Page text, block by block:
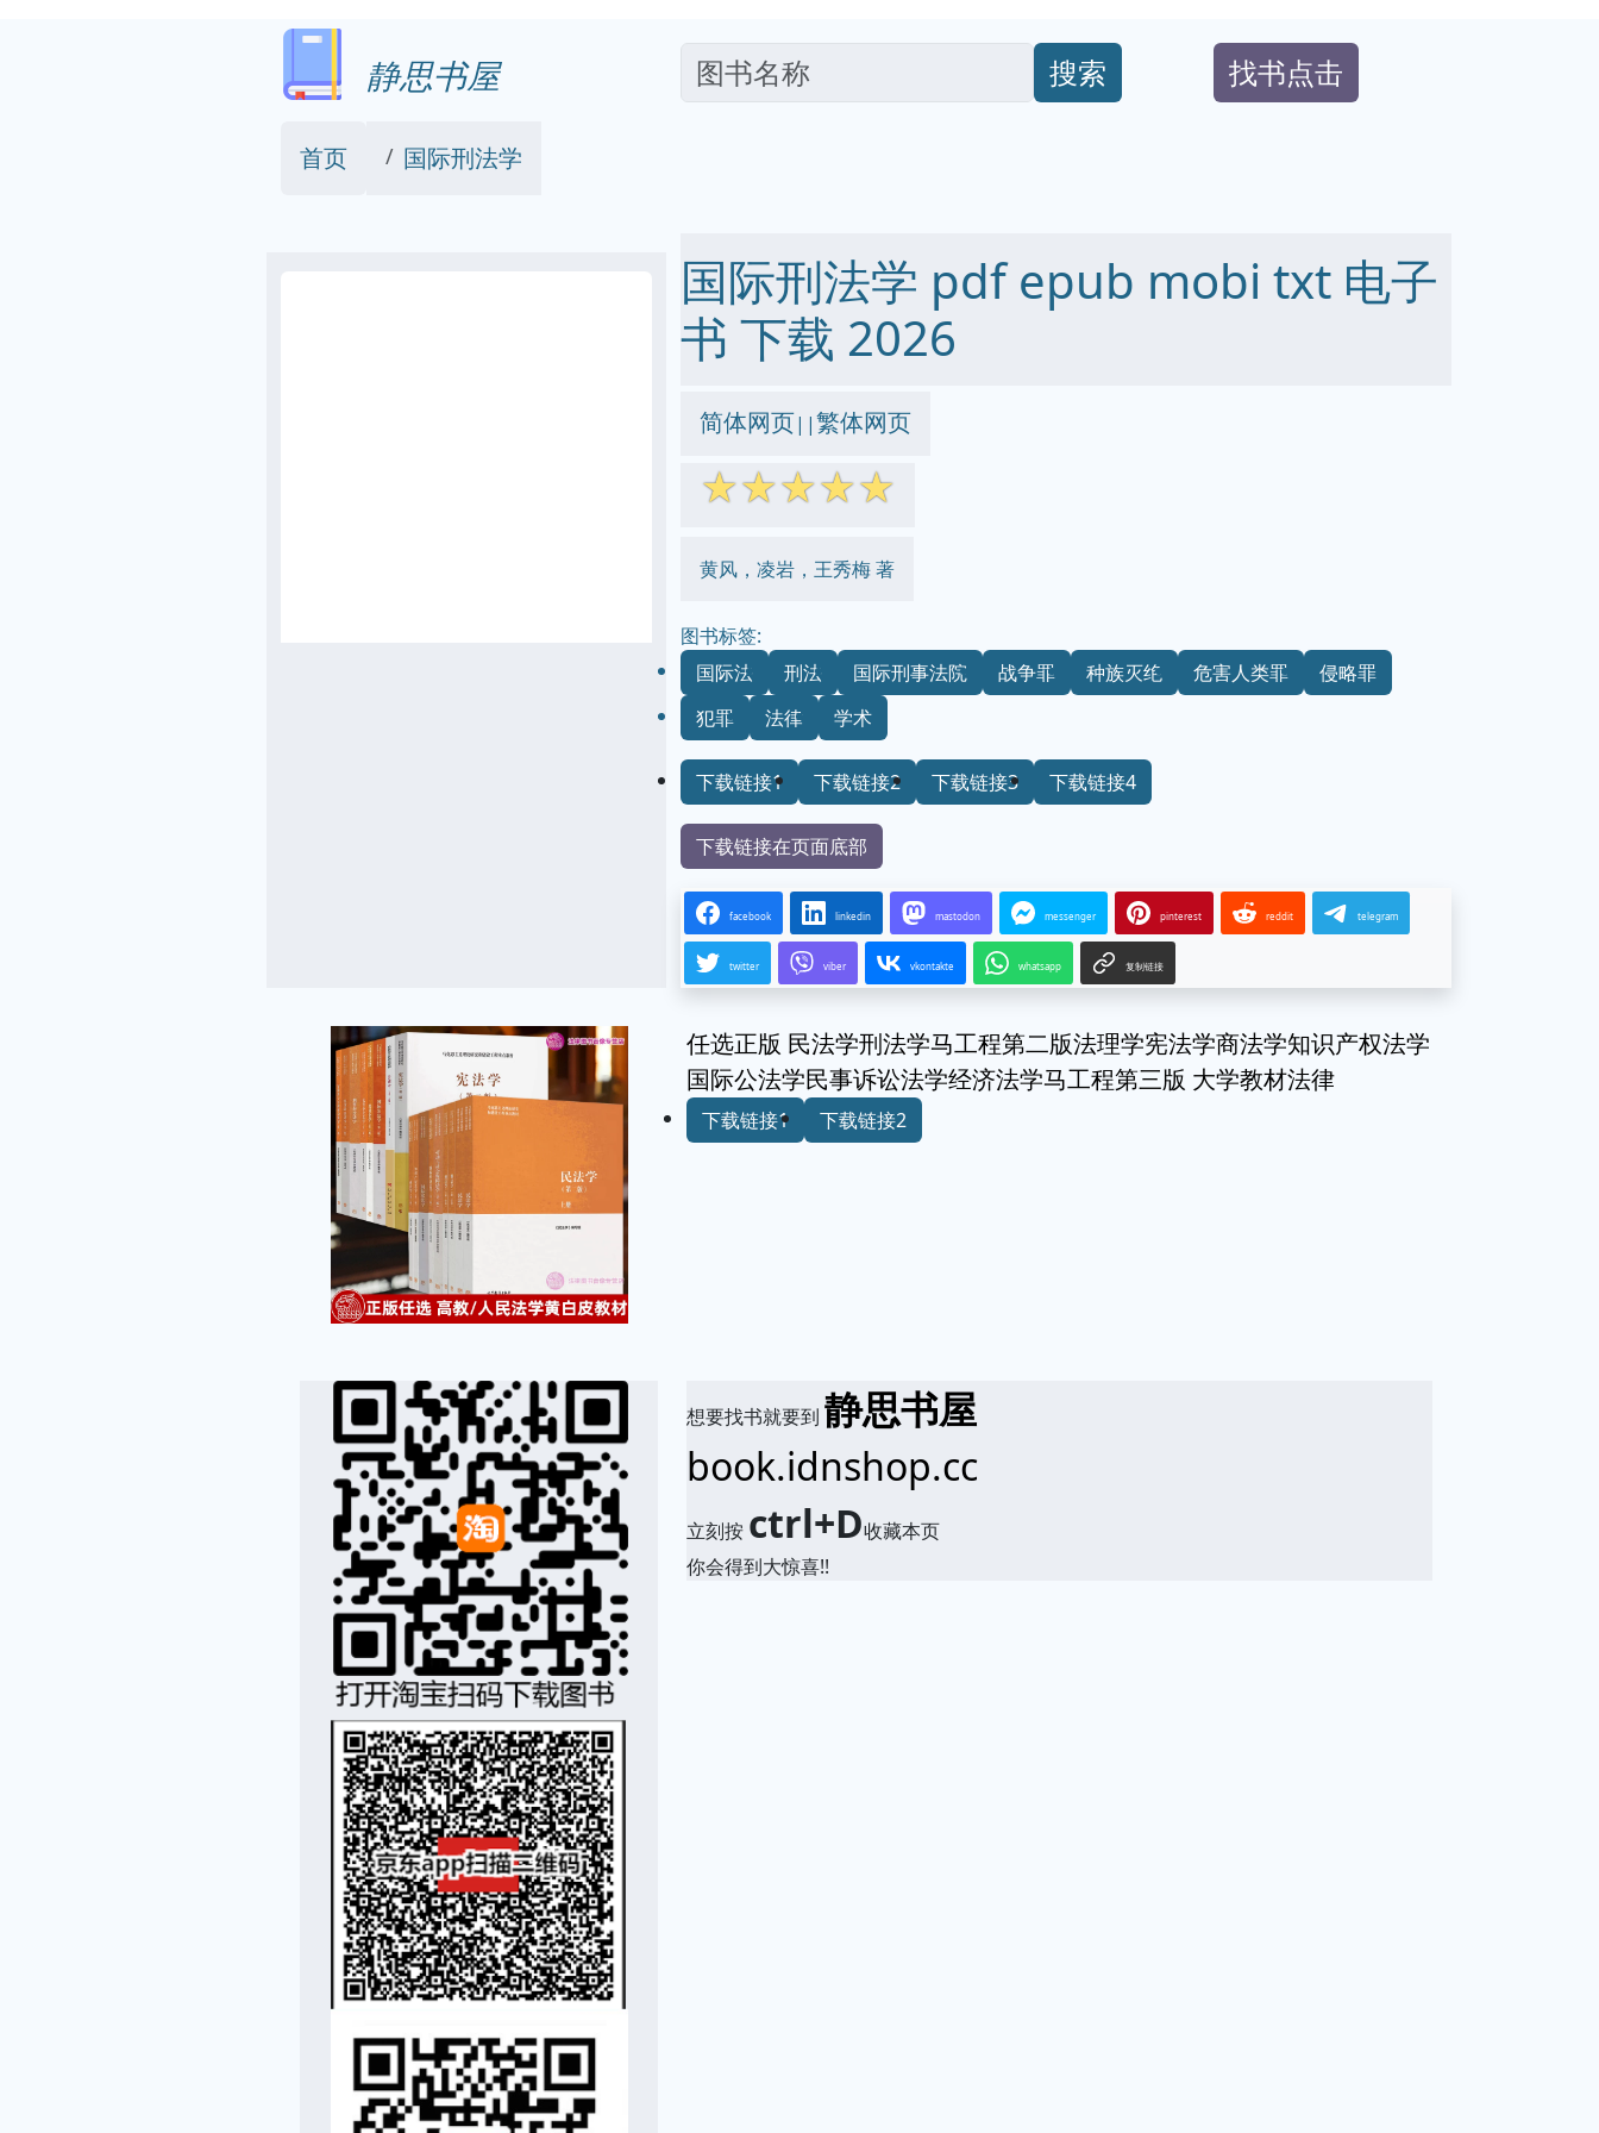
静思书屋 搜索 找书点击
首页 国际刑法学
国际刑法学 pdf epub mobi txt 电子
书 下载 2026
简体网页||繁体网页
☆☆☆☆☆
黄风，凌岩，王秀梅 著
图书标签:
国际法
刑法 国际刑事法院 战争罪 种族灭绝 危害人类罪
侵略罪
犯罪
法律 学术
下载链接1 下载链接2 下载链接3 下载链接4
下载链接在页面底部
facebook linkedin mastodon messenger pinterest reddit telegram
twitter viber vkontakte whatsapp 复制链接
任选正版 民法学刑法学马工程第二版法理学宪法学商法学知识产权法学
国际公法学民事诉讼法学经济法学马工程第三版 大学教材法律
下载链接1 下载链接2
想要找书就要到静思书屋
book.idnshop.cc
立刻按 ctrl+D收藏本页
你会得到大惊喜!!